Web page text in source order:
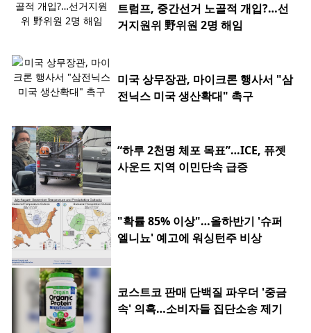
트럼프, 중간선거 노골적 개입?…선
거지원위 野위원 2명 해임
미국 상무장관, 마이크론 행사서 "삼
전닉스 미국 생산확대" 촉구
“하루 2천명 체포 목표”…ICE, 퓨젯
사운드 지역 이민단속 급증
"확률 85% 이상"…올하반기 '슈퍼
엘니뇨' 예고에 워싱턴주 비상
코스트코 판매 단백질 파우더 '중금
속' 의혹…소비자들 집단소송 제기